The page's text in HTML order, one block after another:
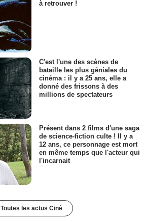
à retrouver !
C'est l'une des scènes de
bataille les plus géniales du
cinéma : il y a 25 ans, elle a
donné des frissons à des
millions de spectateurs
Présent dans 2 films d'une saga
de science-fiction culte ! Il y a
12 ans, ce personnage est mort
en même temps que l'acteur qui
l'incarnait
Toutes les actus Ciné